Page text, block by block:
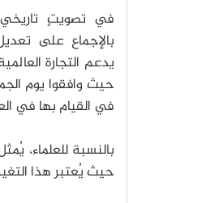
في تصويتٍ
بالإجماع على
يدعم التجارة
حيث وافقوا يوم
في القيام بها في
بالنسبة للعلماء،
حيث يُعتبر هذا